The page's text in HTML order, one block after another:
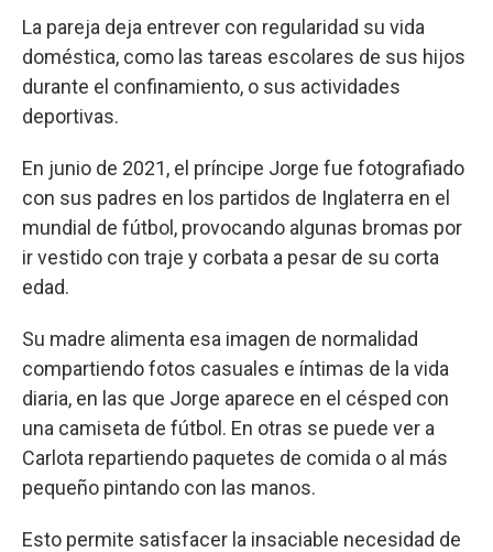
La pareja deja entrever con regularidad su vida
doméstica, como las tareas escolares de sus hijos
durante el confinamiento, o sus actividades
deportivas.
En junio de 2021, el príncipe Jorge fue fotografiado
con sus padres en los partidos de Inglaterra en el
mundial de fútbol, provocando algunas bromas por
ir vestido con traje y corbata a pesar de su corta
edad.
Su madre alimenta esa imagen de normalidad
compartiendo fotos casuales e íntimas de la vida
diaria, en las que Jorge aparece en el césped con
una camiseta de fútbol. En otras se puede ver a
Carlota repartiendo paquetes de comida o al más
pequeño pintando con las manos.
Esto permite satisfacer la insaciable necesidad de